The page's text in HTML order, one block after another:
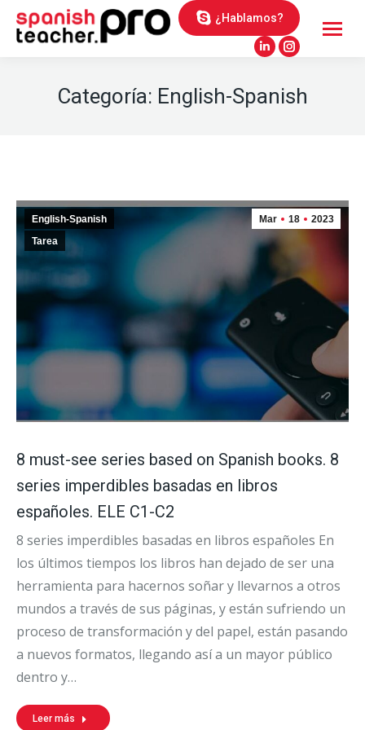
¿Hablamos?
Linkedin
opens
Instagram
opens
Categoría: English-Spanish
Mar 18 2023
English-Spanish
Tarea
8 must-see series based on Spanish books. 8
series imperdibles basadas en libros
españoles. ELE C1-C2
8 series imperdibles basadas en libros españoles En
los últimos tiempos los libros han dejado de ser una
herramienta para hacernos soñar y llevarnos a otros
mundos a través de sus páginas, y están sufriendo un
proceso de transformación y del papel, están pasando
a nuevos formatos, llegando así a un mayor público
dentro y…
Leer más